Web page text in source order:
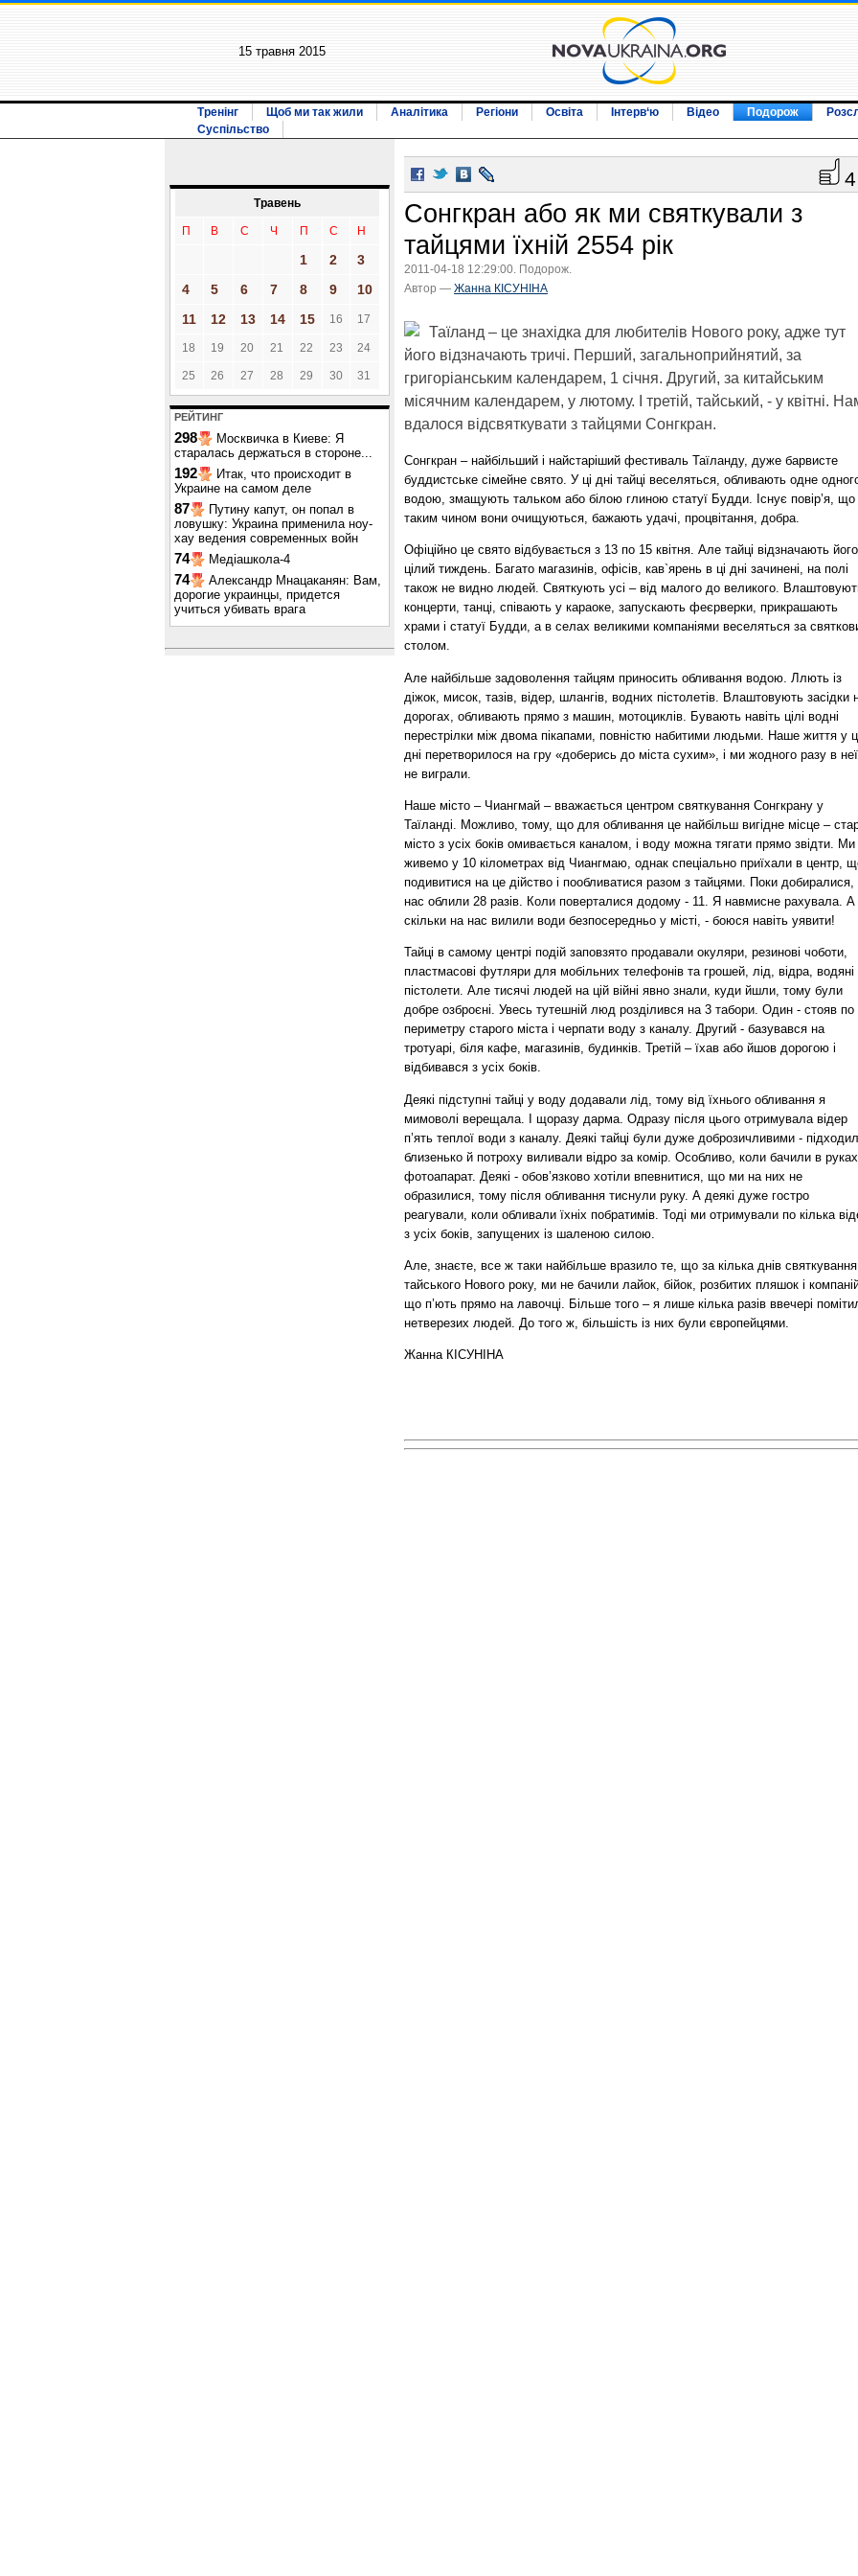
15 травня 2015
Тренінг Щоб ми так жили Аналітика Регіони Освіта Інтерв‘ю Відео Подорож
Суспільство
Травень
П В С Ч П С Н
1 2
3
4
5 6 7 8 9
10
11
12 13 14 15 16 17
18 19 20 21 22 23 24
25 26 27 28 29 30 31
РЕЙТИНГ
298
Москвичка в Киеве: Я
старалась держаться в стороне...
192
Итак, что происходит в
Украине на самом деле
87
Путину капут, он попал в
ловушку: Украина применила ноу-
хау ведения современных войн
74 Медіашкола-4
74
Александр Мнацаканян: Вам,
дорогие украинцы, придется
учиться убивать врага
4
Сонгкран або як ми святкували з
тайцями їхній 2554 рік
2011-04-18 12:29:00. Подорож.
Автор — Жанна КІСУНІНА
Таїланд – це знахідка для любителів Нового року, адже тут
його відзначають тричі. Перший, загальноприйнятий, за
григоріанським календарем, 1 січня. Другий, за китайським
місячним календарем, у лютому. І третій, тайський, - у квітні.
вдалося відсвяткувати з тайцями Сонгкран.
Сонгкран – найбільший і найстаріший фестиваль Таїланду, дуже барвисте
буддистське сімейне свято. У ці дні тайці веселяться, обливають одне
водою, змащують тальком або білою глиною статуї Будди. Існує повір’я, що
таким чином вони очищуються, бажають удачі, процвітання, добра.
Офіційно це свято відбувається з 13 по 15 квітня. Але тайці відзначають його
цілий тиждень. Багато магазинів, офісів, кав`ярень в ці дні зачинені, на полі
також не видно людей. Святкують усі – від малого до великого.
концерти, танці, співають у караоке, запускають феєрверки, прикрашають
храми і статуї Будди, а в селах великими компаніями веселяться за
столом.
Але найбільше задоволення тайцям приносить обливання водою. Ллють із
діжок, мисок, тазів, відер, шлангів, водних пістолетів. Влаштовують засідки
дорогах, обливають прямо з машин, мотоциклів. Бувають навіть цілі водні
перестрілки між двома пікапами, повністю набитими людьми. Наше життя у
дні перетворилося на гру «доберись до міста сухим», і ми жодного разу в неї
не виграли.
Наше місто – Чиангмай – вважається центром святкування Сонгкрану у
Таїланді. Можливо, тому, що для обливання це найбільш вигідне місце –
місто з усіх боків омивається каналом, і воду можна тягати прямо звідти. Ми
живемо у 10 кілометрах від Чиангмаю, однак спеціально приїхали в центр,
подивитися на це дійство і пообливатися разом з тайцями. Поки добиралися,
нас облили 28 разів. Коли поверталися додому - 11. Я навмисне рахувала. А
скільки на нас вилили води безпосередньо у місті, - боюся навіть уявити!
Тайці в самому центрі подій заповзято продавали окуляри, резинові чоботи,
пластмасові футляри для мобільних телефонів та грошей, лід, відра, водяні
пістолети. Але тисячі людей на цій війні явно знали, куди йшли, тому були
добре озброєні. Увесь тутешній люд розділився на 3 табори. Один - стояв по
периметру старого міста і черпати воду з каналу. Другий - базувався на
тротуарі, біля кафе, магазинів, будинків. Третій – їхав або йшов дорогою і
відбивався з усіх боків.
Деякі підступні тайці у воду додавали лід, тому від їхнього обливання я
мимоволі верещала. І щоразу дарма. Одразу після цього отримувала відер
п’ять теплої води з каналу. Деякі тайці були дуже доброзичливими -
близенько й потроху виливали відро за комір. Особливо, коли бачили в руках
фотоапарат. Деякі - обов’язково хотіли впевнитися, що ми на них не
образилися, тому після обливання тиснули руку. А деякі дуже гостро
реагували, коли обливали їхніх побратимів. Тоді ми отримували по кілька
з усіх боків, запущених із шаленою силою.
Але, знаєте, все ж таки найбільше вразило те, що за кілька днів святкування
тайського Нового року, ми не бачили лайок, бійок, розбитих пляшок і
що п’ють прямо на лавочці. Більше того – я лише кілька разів ввечері
нетверезих людей. До того ж, більшість із них були європейцями.
Жанна КІСУНІНА